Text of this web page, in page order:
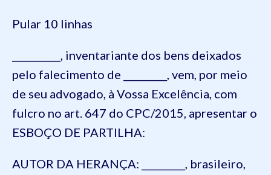
Pular 10 linhas
__________, inventariante dos bens deixados
pelo falecimento de _________, vem, por meio
de seu advogado, à Vossa Excelência, com
fulcro no art. 647 do CPC/2015, apresentar o
ESBOÇO DE PARTILHA:
AUTOR DA HERANÇA: _________, brasileiro,